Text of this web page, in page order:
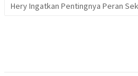
Hery Ingatkan Pentingnya Peran